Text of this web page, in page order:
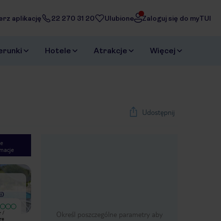
aplikację 22 270 31 20 Ulubione Zaloguj się do myTUI
Hotele Atrakcje Więcej
Udostępnij
Określ poszczególne parametry aby
Next slide
1/21
)
/
Nie polecam :-( brak moskitier /
komarów full, nie zadbane stare